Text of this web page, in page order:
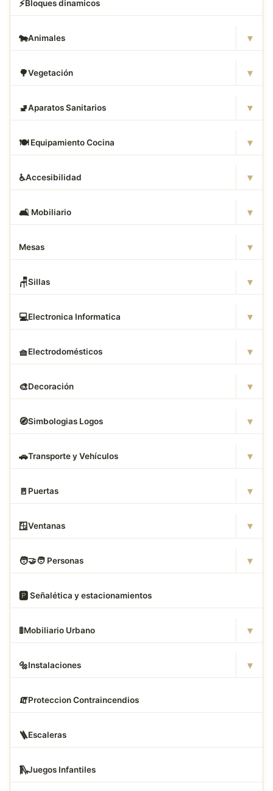
⚡Bloques dinamicos
🐄Animales ▾
🌳Vegetación ▾
🚽Aparatos Sanitarios ▾
🍽️ Equipamiento Cocina ▾
♿Accesibilidad ▾
🛋 ️ Mobiliario ▾
Mesas ▾
🪑Sillas ▾
💻Electronica Informatica ▾
🧺Electrodomésticos ▾
🎨Decoración ▾
🧭Simbologias Logos ▾
🚗Transporte y Vehículos ▾
🚪 Puertas ▾
🪟Ventanas ▾
🧑‍🤝‍🧑 Personas ▾
🅿️ Señalética y estacionamientos
🚦Mobiliario Urbano ▾
🔩Instalaciones ▾
🧯Proteccion Contraincendios
🪜Escaleras
🛝Juegos Infantiles